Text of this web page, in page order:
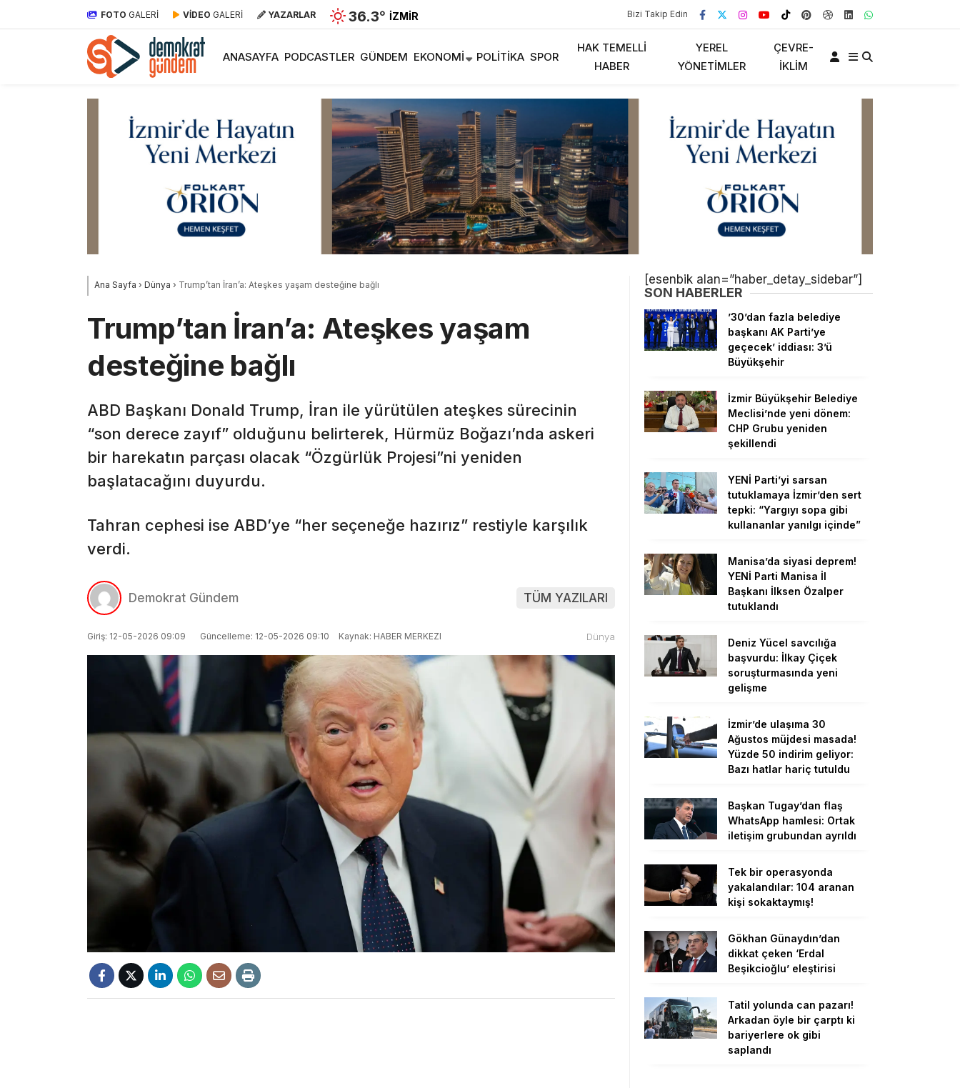
FOTO GALERİ VİDEO GALERİ YAZARLAR 36.3° İZMIR Bizi Takip Edin
ANASAYFA PODCASTLER GÜNDEM EKONOMI POLITIKA SPOR
HAK TEMELLI
HABER
YEREL
YÖNETIMLER
ÇEVRE-
İKLIM
Ana Sayfa › Dünya › Trump’tan İran’a: Ateşkes yaşam desteğine bağlı
Trump’tan İran’a: Ateşkes yaşam
desteğine bağlı
ABD Başkanı Donald Trump, İran ile yürütülen ateşkes sürecinin
“son derece zayıf” olduğunu belirterek, Hürmüz Boğazı’nda askeri
bir harekatın parçası olacak “Özgürlük Projesi”ni yeniden
başlatacağını duyurdu.
Tahran cephesi ise ABD’ye “her seçeneğe hazırız” restiyle karşılık
verdi.
Demokrat Gündem TÜM YAZILARI
Giriş: 12-05-2026 09:09 Güncelleme: 12-05-2026 09:10 Kaynak: HABER MERKEZI Dünya
[esenbik alan=”haber_detay_sidebar”]
SON HABERLER
’30’dan fazla belediye
başkanı AK Parti’ye
geçecek’ iddiası: 3’ü
Büyükşehir
İzmir Büyükşehir Belediye
Meclisi’nde yeni dönem:
CHP Grubu yeniden
şekillendi
YENİ Parti’yi sarsan
tutuklamaya İzmir’den sert
tepki: “Yargıyı sopa gibi
kullananlar yanılgı içinde”
Manisa’da siyasi deprem!
YENİ Parti Manisa İl
Başkanı İlksen Özalper
tutuklandı
Deniz Yücel savcılığa
başvurdu: İlkay Çiçek
soruşturmasında yeni
gelişme
İzmir’de ulaşıma 30
Ağustos müjdesi masada!
Yüzde 50 indirim geliyor:
Bazı hatlar hariç tutuldu
Başkan Tugay’dan flaş
WhatsApp hamlesi: Ortak
iletişim grubundan ayrıldı
Tek bir operasyonda
yakalandılar: 104 aranan
kişi sokaktaymış!
Gökhan Günaydın’dan
dikkat çeken ‘Erdal
Beşikcioğlu’ eleştirisi
Tatil yolunda can pazarı!
Arkadan öyle bir çarptı ki
bariyerlere ok gibi
saplandı